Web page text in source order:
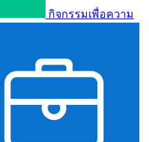
กิจกรรมเพื่อความ